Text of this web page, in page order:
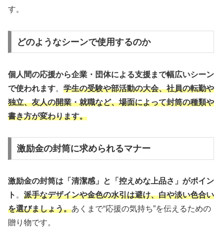
す。
どのようなシーンで使用するのか
個人間の応援から企業・団体による支援まで幅広いシーン
で使われます。 学生の受験や部活動の大会、社員の転勤や
独立、友人の開業・就職など、場面によって封筒の種類や
書き方が変わります。
激励金の封筒に求められるマナー
激励金の封筒は「清潔感」と「控えめな上品さ」がポイン
ト 。 派手なデザインや金色の水引は避け、白や淡い色合い
を選びましょう。あくまで“応援の気持ち”を伝えるための
贈り物です。